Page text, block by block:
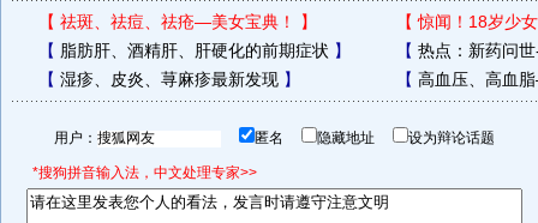
【 祛斑、祛痘、祛疮—美女宝典！ 】 【惊闻！18岁少
【 脂肪肝、酒精肝、肝硬化的前期症状 】 【 热点：新药问
【 湿疹、皮炎、荨麻疹最新发现】 【 高血压、高血
用户： 匿名 隐藏地址 设为辩论话题
*搜狗拼音输入法，中文处理专家>>